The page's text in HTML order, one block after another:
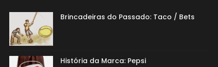
Brincadeiras do Passado: Taco / Bets
História da Marca: Pepsi